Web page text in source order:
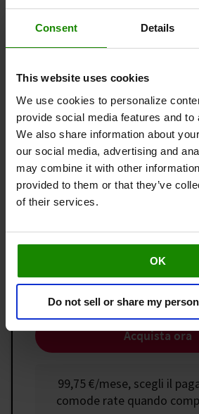
Consent Details
This website uses cookies
We use cookies to personalize
provide social media features and to
We also share information about
our social media, advertising and
may combine it with other
provided to them or that they’ve
of their services.
OK
Do not sell or share my
50€ di sconto
1 Revitive Medic + Ginocchia
1 set di elettrodi per le
1 pratico zaino in regalo per
sempre con te!
Spedizione gratuita
398,99 €
Acquista ora
99,75 €/mese, scegli il
comode rate quando